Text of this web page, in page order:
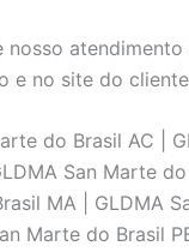
nosso
e no site do
do Brasil AC |
San Marte
MA | GLDMA
Marte do Brasil